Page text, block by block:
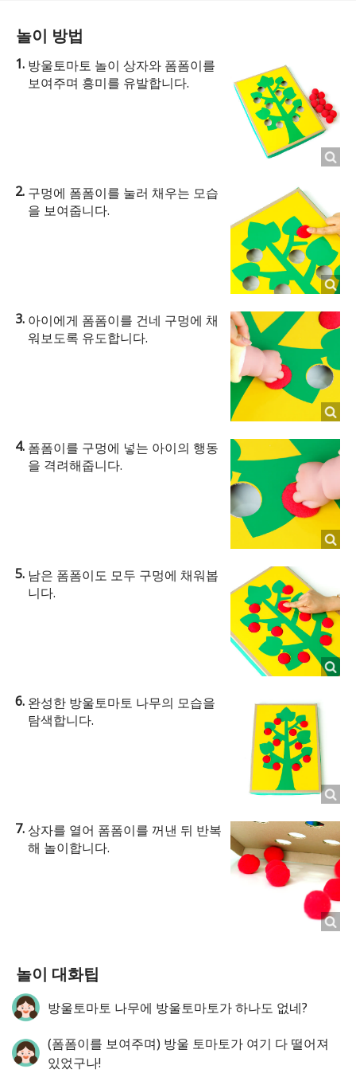
놀이 방법
방울토마토 놀이 상자와 폼폼이를
보여주며 흥미를 유발합니다.
구멍에 폼폼이를 눌러 채우는 모습
을 보여줍니다.
아이에게 폼폼이를 건네 구멍에 채
워보도록 유도합니다.
폼폼이를 구멍에 넣는 아이의 행동
을 격려해줍니다.
남은 폼폼이도 모두 구멍에 채워봅
니다.
완성한 방울토마토 나무의 모습을
탐색합니다.
상자를 열어 폼폼이를 꺼낸 뒤 반복
해 놀이합니다.
놀이 대화팁
방울토마토 나무에 방울토마토가 하나도 없네?
(폼폼이를 보여주며) 방울 토마토가 여기 다 떨어져
있었구나!